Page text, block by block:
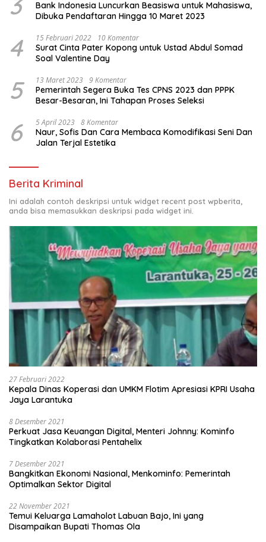
Bank Indonesia Luncurkan Beasiswa untuk Mahasiswa,
Dibuka Pendaftaran Hingga 10 Maret 2023
4 15 Februari 2022 10 Komentar
Surat Cinta Pater Kopong untuk Ustad Abdul Somad
Soal Valentine Day
5 13 Maret 2023 9 Komentar
Pemerintah Segera Buka Tes CPNS 2023 dan PPPK
Besar-Besaran, Ini Tahapan Proses Seleksi
6 5 April 2023 8 Komentar
Naur, Sofis Dan Cara Membaca Komodifikasi Seni Dan
Jalan Terjal Estetika
Berita Kriminal
Ini adalah contoh deskripsi untuk widget recent post wpberita,
anda bisa memasukkan deskripsi pada widget ini.
27 Februari 2022
Kepala Dinas Koperasi dan UMKM Flotim Apresiasi KPRI Usaha
Jaya Larantuka
8 Desember 2021
Perkuat Jasa Keuangan Digital, Menteri Johnny: Kominfo
Tingkatkan Kolaborasi Pentahelix
7 Desember 2021
Bangkitkan Ekonomi Nasional, Menkominfo: Pemerintah
Optimalkan Sektor Digital
22 November 2021
Temui Keluarga Lamaholot Labuan Bajo, Ini yang
Disampaikan Bupati Thomas Ola